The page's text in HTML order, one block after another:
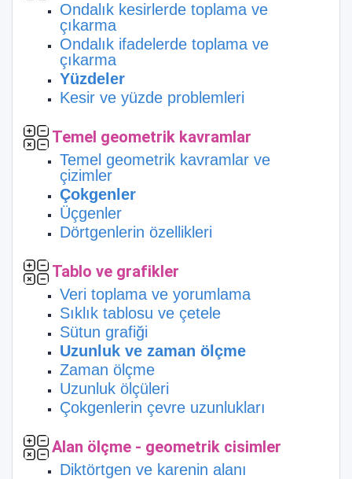
Ondalık kesirlerde toplama ve
çıkarma
Ondalık ifadelerde toplama ve
çıkarma
Yüzdeler
Kesir ve yüzde problemleri
Temel geometrik kavramlar
Temel geometrik kavramlar ve
çizimler
Çokgenler
Üçgenler
Dörtgenlerin özellikleri
Tablo ve grafikler
Veri toplama ve yorumlama
Sıklık tablosu ve çetele
Sütun grafiği
Uzunluk ve zaman ölçme
Zaman ölçme
Uzunluk ölçüleri
Çokgenlerin çevre uzunlukları
Alan ölçme - geometrik cisimler
Diktörtgen ve karenin alanı